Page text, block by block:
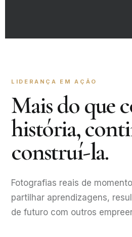
LIDERANÇA EM AÇÃO
Mais do que
história,
construí-la.
Fotografias reais de
partilhar aprendizagens,
de futuro com outros